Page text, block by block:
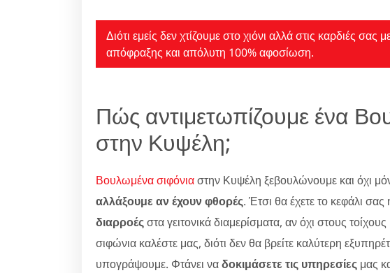
Διότι εμείς δεν χτίζουμε στο χιόνι αλλά στις καρδιές
απόφραξης και απόλυτη 100% αφοσίωση.
Πώς αντιμετωπίζουμε ένα
στην Κυψέλη;
Βουλωμένα σιφόνιαστην Κυψέλη ξεβουλώνουμε και όχι
αλλάξουμε αν έχουν φθορές. Έτσι θα έχετε το κεφάλι σας
διαρροέςστα γειτονικά διαμερίσματα, αν όχι στους
σιφώνια καλέστε μας, διότι δεν θα βρείτε καλύτερη
υπογράψουμε. Φτάνει ναδοκιμάσετε τις υπηρεσίες μας